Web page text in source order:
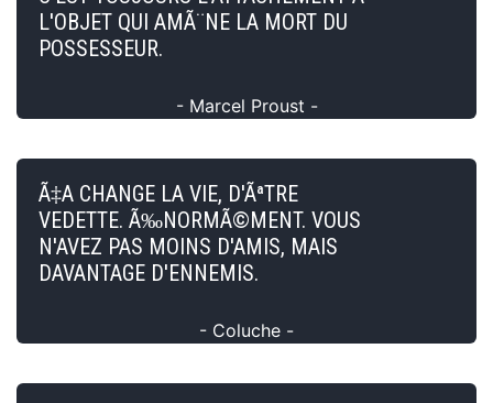
L'OBJET QUI AMÃ¨NE LA MORT DU
POSSESSEUR.
- Marcel Proust -
Ã‡A CHANGE LA VIE, D'ÃªTRE
VEDETTE. Ã‰NORMÃ©MENT. VOUS
N'AVEZ PAS MOINS D'AMIS, MAIS
DAVANTAGE D'ENNEMIS.
- Coluche -